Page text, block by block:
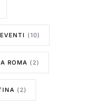
EVENTI (10)
ROMA (2)
(2)